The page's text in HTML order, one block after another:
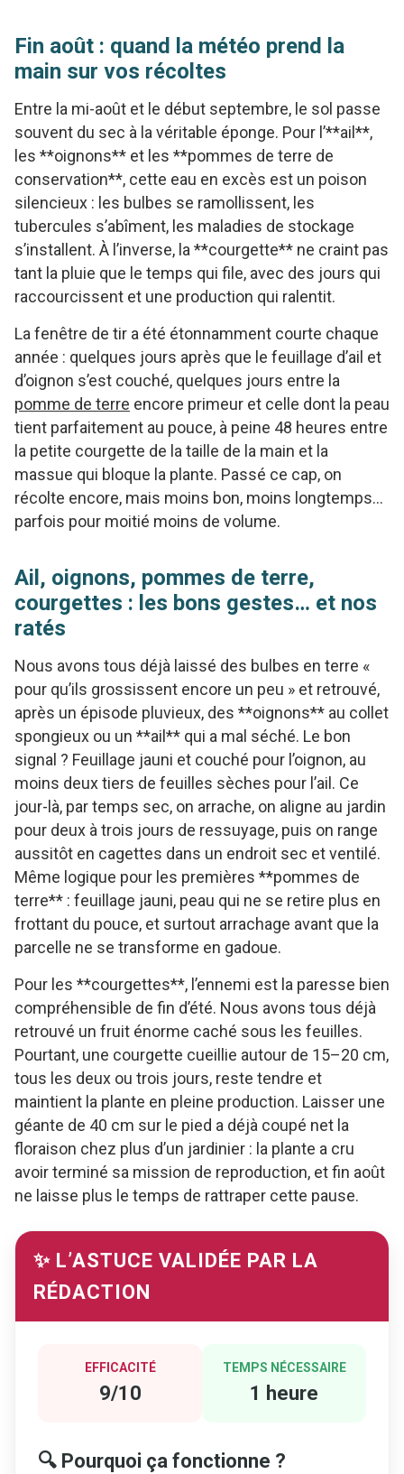
Fin août : quand la météo prend la
main sur vos récoltes
Entre la mi-août et le début septembre, le sol passe
souvent du sec à la véritable éponge. Pour l’**ail**,
les **oignons** et les **pommes de terre de
conservation**, cette eau en excès est un poison
silencieux : les bulbes se ramollissent, les
tubercules s’abîment, les maladies de stockage
s’installent. À l’inverse, la **courgette** ne craint pas
tant la pluie que le temps qui file, avec des jours qui
raccourcissent et une production qui ralentit.
La fenêtre de tir a été étonnamment courte chaque
année : quelques jours après que le feuillage d’ail et
d’oignon s’est couché, quelques jours entre la
pomme de terre encore primeur et celle dont la peau
tient parfaitement au pouce, à peine 48 heures entre
la petite courgette de la taille de la main et la
massue qui bloque la plante. Passé ce cap, on
récolte encore, mais moins bon, moins longtemps…
parfois pour moitié moins de volume.
Ail, oignons, pommes de terre,
courgettes : les bons gestes… et nos
ratés
Nous avons tous déjà laissé des bulbes en terre «
pour qu’ils grossissent encore un peu » et retrouvé,
après un épisode pluvieux, des **oignons** au collet
spongieux ou un **ail** qui a mal séché. Le bon
signal ? Feuillage jauni et couché pour l’oignon, au
moins deux tiers de feuilles sèches pour l’ail. Ce
jour-là, par temps sec, on arrache, on aligne au jardin
pour deux à trois jours de ressuyage, puis on range
aussitôt en cagettes dans un endroit sec et ventilé.
Même logique pour les premières **pommes de
terre** : feuillage jauni, peau qui ne se retire plus en
frottant du pouce, et surtout arrachage avant que la
parcelle ne se transforme en gadoue.
Pour les **courgettes**, l’ennemi est la paresse bien
compréhensible de fin d’été. Nous avons tous déjà
retrouvé un fruit énorme caché sous les feuilles.
Pourtant, une courgette cueillie autour de 15–20 cm,
tous les deux ou trois jours, reste tendre et
maintient la plante en pleine production. Laisser une
géante de 40 cm sur le pied a déjà coupé net la
floraison chez plus d’un jardinier : la plante a cru
avoir terminé sa mission de reproduction, et fin août
ne laisse plus le temps de rattraper cette pause.
✨ L’ASTUCE VALIDÉE PAR LA
RÉDACTION
EFFICACITÉ
9/10
TEMPS NÉCESSAIRE
1 heure
🔍 Pourquoi ça fonctionne ?